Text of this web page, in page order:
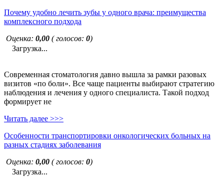
Почему удобно лечить зубы у одного врача: преимущества
комплексного подхода
Оценка: 0,00 ( голосов: 0)
Загрузка...
Современная стоматология давно вышла за рамки разовых
визитов «по боли». Все чаще пациенты выбирают стратегию
наблюдения и лечения у одного специалиста. Такой подход
формирует не
Читать далее >>>
Особенности транспортировки онкологических больных на
разных стадиях заболевания
Оценка: 0,00 ( голосов: 0)
Загрузка...